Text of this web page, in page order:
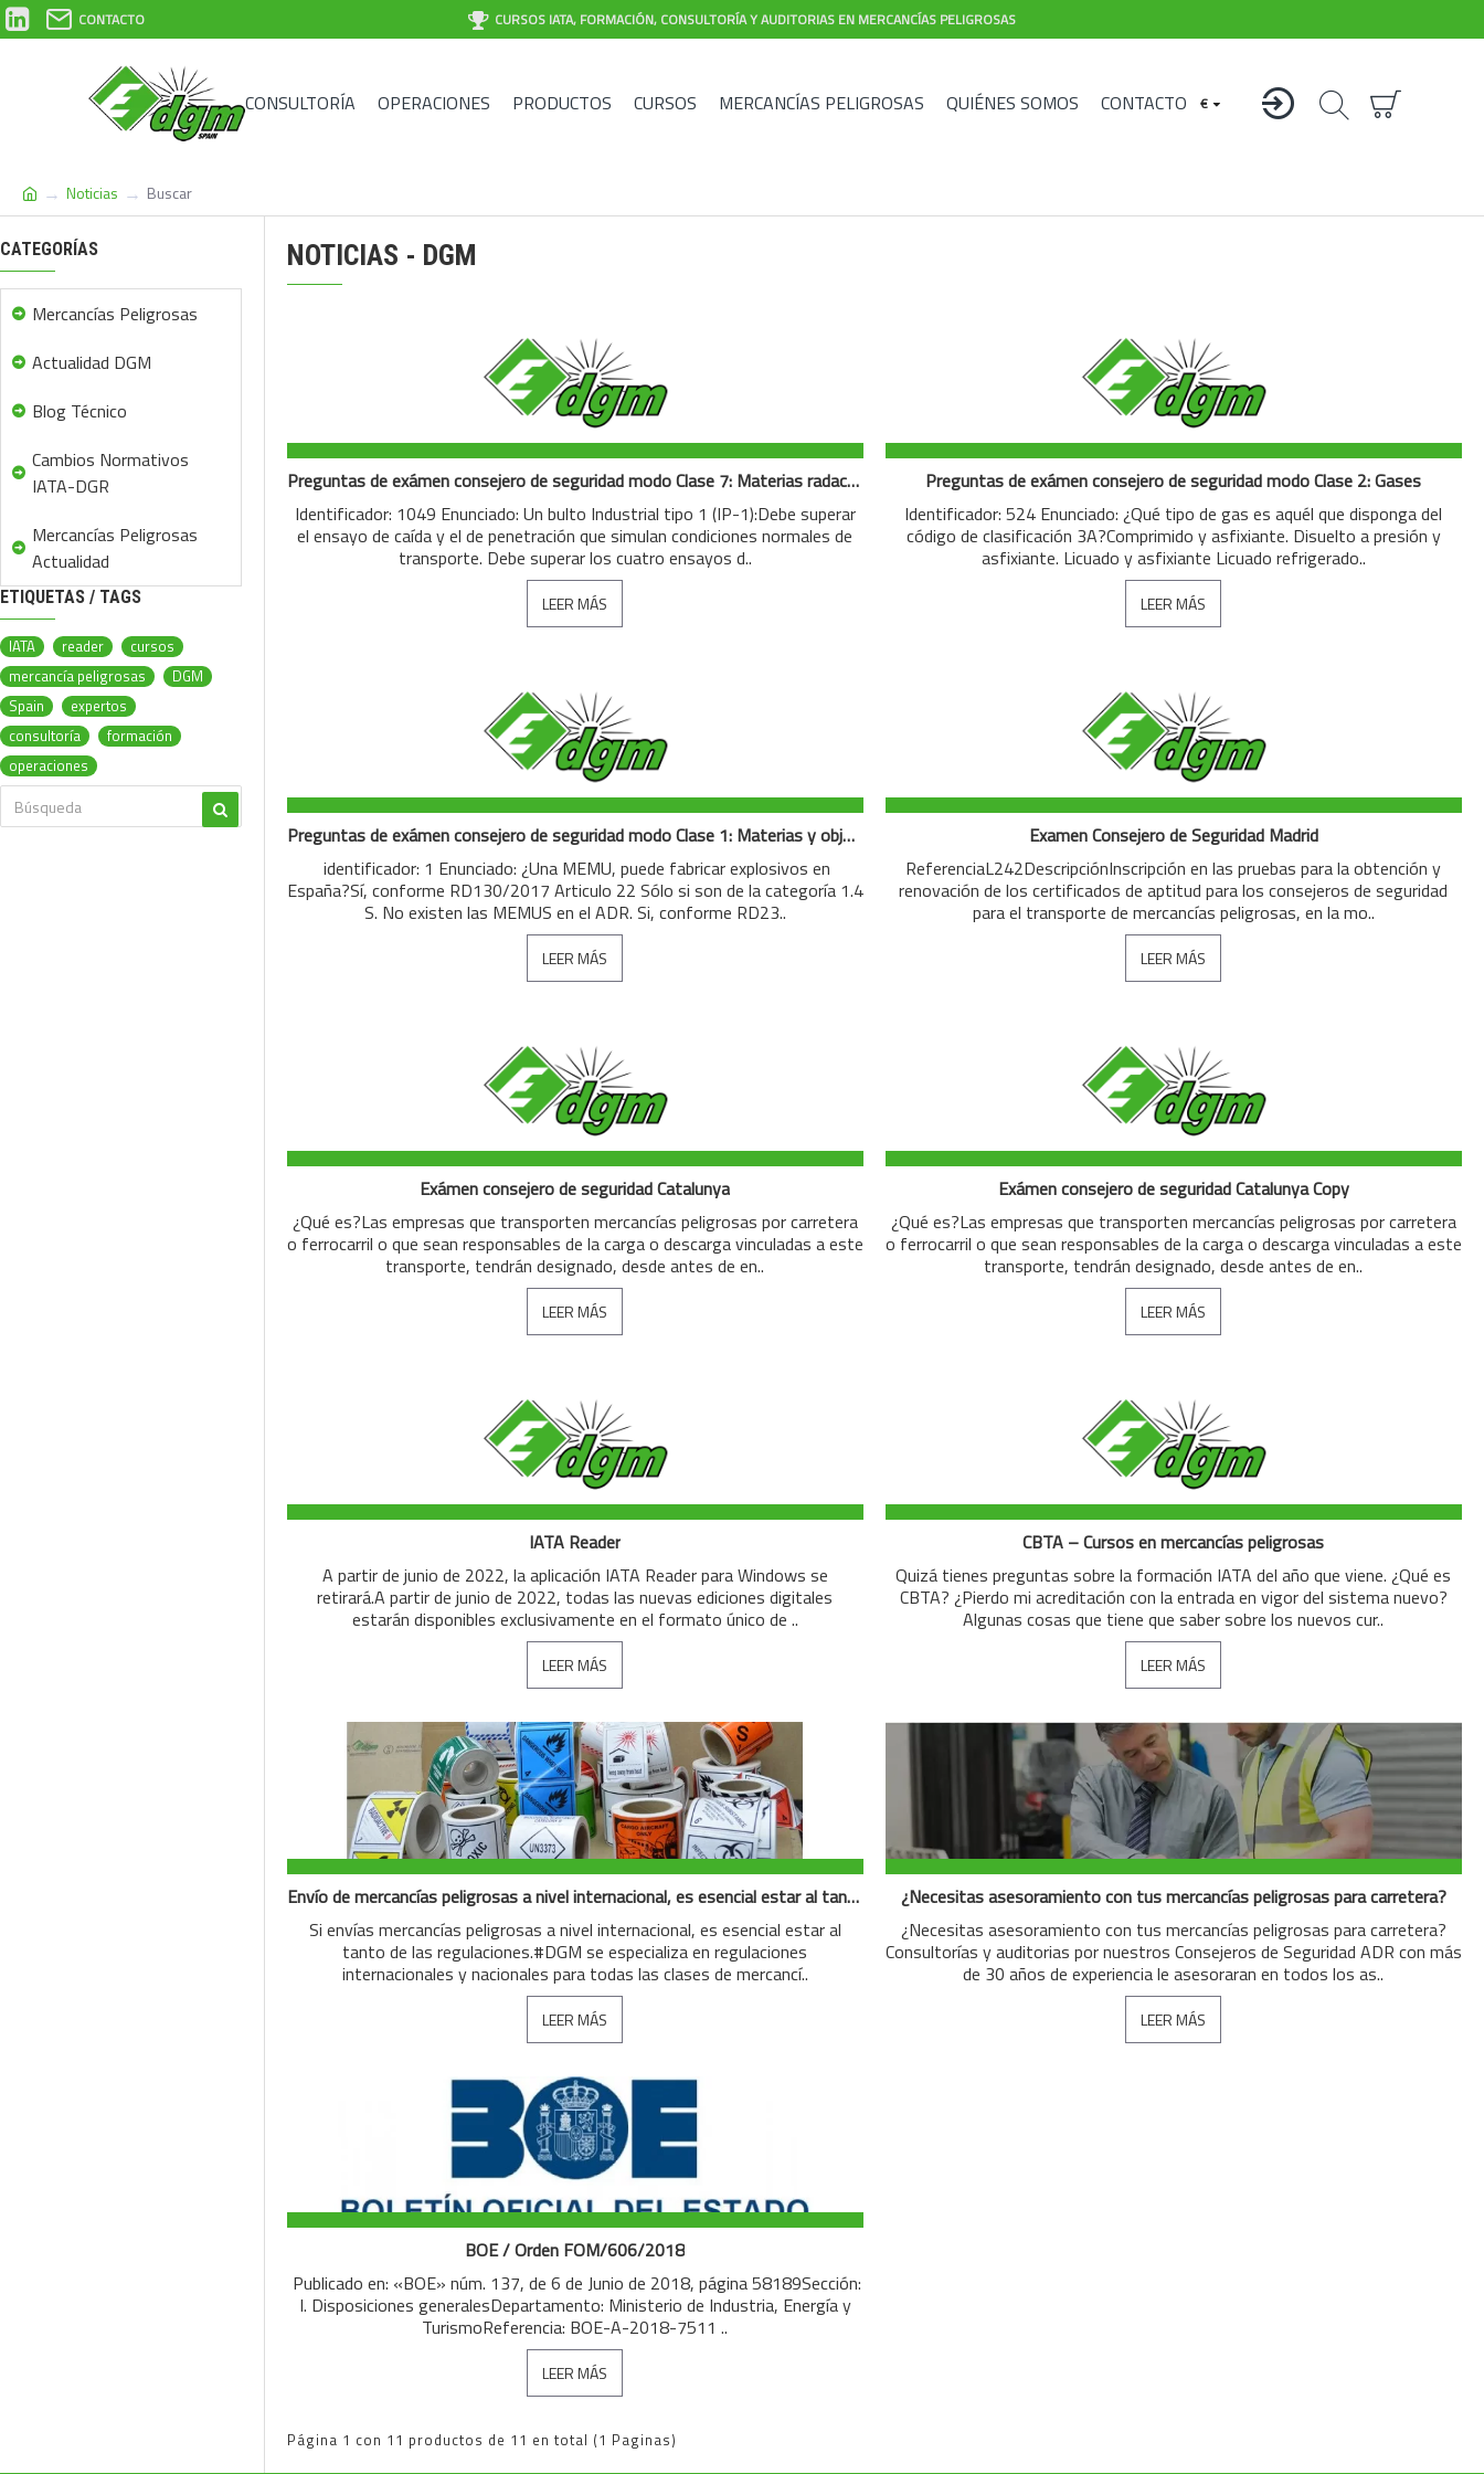
CONTACTO CURSOS IATA, FORMACIÓN, CONSULTORÍA Y AUDITORIAS EN MERCANCÍAS PELIGROSAS
CONSULTORÍA OPERACIONES PRODUCTOS CURSOS MERCANCÍAS PELIGROSAS QUIÉNES SOMOS CONTACTO €
Noticias Buscar
CATEGORÍAS
Mercancías Peligrosas
Actualidad DGM
Blog Técnico
Cambios Normativos
IATA-DGR
Mercancías Peligrosas
Actualidad
ETIQUETAS / TAGS
IATA reader
cursos
mercancía peligrosas
DGM
Spain
expertos
consultoría
formación
operaciones
NOTICIAS - DGM
Preguntas de exámen consejero de seguridad modo Clase 7: Materias radactivas
Identificador: 1049 Enunciado: Un bulto Industrial tipo 1 (IP-1):Debe superar
el ensayo de caída y el de penetración que simulan condiciones normales de
transporte. Debe superar los cuatro ensayos d..
LEER MÁS
Preguntas de exámen consejero de seguridad modo Clase 2: Gases
Identificador: 524 Enunciado: ¿Qué tipo de gas es aquél que disponga del
código de clasificación 3A?Comprimido y asfixiante. Disuelto a presión y
asfixiante. Licuado y asfixiante Licuado refrigerado..
LEER MÁS
Preguntas de exámen consejero de seguridad modo Clase 1: Materias y objetos explosivos
identificador: 1 Enunciado: ¿Una MEMU, puede fabricar explosivos en
España?Sí, conforme RD130/2017 Articulo 22 Sólo si son de la categoría 1.4
S. No existen las MEMUS en el ADR. Si, conforme RD23..
LEER MÁS
Examen Consejero de Seguridad Madrid
ReferenciaL242DescripciónInscripción en las pruebas para la obtención y
renovación de los certificados de aptitud para los consejeros de seguridad
para el transporte de mercancías peligrosas, en la mo..
LEER MÁS
Exámen consejero de seguridad Catalunya
¿Qué es?Las empresas que transporten mercancías peligrosas por carretera
o ferrocarril o que sean responsables de la carga o descarga vinculadas a este
transporte, tendrán designado, desde antes de en..
LEER MÁS
Exámen consejero de seguridad Catalunya Copy
¿Qué es?Las empresas que transporten mercancías peligrosas por carretera
o ferrocarril o que sean responsables de la carga o descarga vinculadas a este
transporte, tendrán designado, desde antes de en..
LEER MÁS
IATA Reader
A partir de junio de 2022, la aplicación IATA Reader para Windows se
retirará.A partir de junio de 2022, todas las nuevas ediciones digitales
estarán disponibles exclusivamente en el formato único de ..
LEER MÁS
CBTA – Cursos en mercancías peligrosas
Quizá tienes preguntas sobre la formación IATA del año que viene. ¿Qué es
CBTA? ¿Pierdo mi acreditación con la entrada en vigor del sistema nuevo?
Algunas cosas que tiene que saber sobre los nuevos cur..
LEER MÁS
Envío de mercancías peligrosas a nivel internacional, es esencial estar al tanto de las regulaciones.
Si envías mercancías peligrosas a nivel internacional, es esencial estar al
tanto de las regulaciones.#DGM se especializa en regulaciones
internacionales y nacionales para todas las clases de mercancí..
LEER MÁS
¿Necesitas asesoramiento con tus mercancías peligrosas para carretera?
¿Necesitas asesoramiento con tus mercancías peligrosas para carretera?
Consultorías y auditorias por nuestros Consejeros de Seguridad ADR con más
de 30 años de experiencia le asesoraran en todos los as..
LEER MÁS
BOE / Orden FOM/606/2018
Publicado en: «BOE» núm. 137, de 6 de Junio de 2018, página 58189Sección:
I. Disposiciones generalesDepartamento: Ministerio de Industria, Energía y
TurismoReferencia: BOE-A-2018-7511 ..
LEER MÁS
Página 1 con 11 productos de 11 en total (1 Paginas)